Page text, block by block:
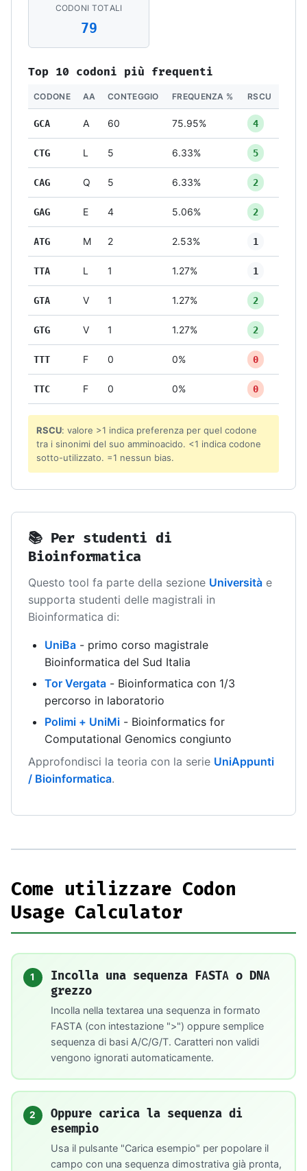
CODONI TOTALI
79
Top 10 codoni più frequenti
CODONE AA CONTEGGIO FREQUENZA % RSCU
GCA A 60 75.95% 4
CTG L 5 6.33% 5
CAG Q 5 6.33% 2
GAG E 4 5.06% 2
ATG M 2 2.53% 1
TTA L 1 1.27% 1
GTA V 1 1.27% 2
GTG V 1 1.27% 2
TTT F 0 0% 0
TTC F 0 0% 0
RSCU: valore >1 indica preferenza per quel codone
tra i sinonimi del suo amminoacido. <1 indica codone
sotto-utilizzato. =1 nessun bias.
📚 Per studenti di
Bioinformatica
Questo tool fa parte della sezione Università e
supporta studenti delle magistrali in
Bioinformatica di:
UniBa - primo corso magistrale
Bioinformatica del Sud Italia
Tor Vergata - Bioinformatica con 1/3
percorso in laboratorio
Polimi + UniMi - Bioinformatics for
Computational Genomics congiunto
Approfondisci la teoria con la serie UniAppunti
/ Bioinformatica.
Come utilizzare Codon
Usage Calculator
1
Incolla una sequenza FASTA o DNA
grezzo
Incolla nella textarea una sequenza in formato
FASTA (con intestazione ">") oppure semplice
sequenza di basi A/C/G/T. Caratteri non validi
vengono ignorati automaticamente.
2
Oppure carica la sequenza di
esempio
Usa il pulsante "Carica esempio" per popolare il
campo con una sequenza dimostrativa già pronta,